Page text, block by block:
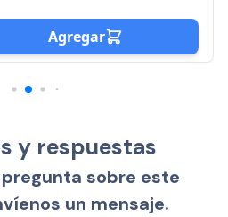
Agregar
y respuestas
sobre este
un mensaje.